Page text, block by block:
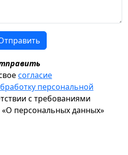
согласие
персональной
с требованиями
персональных данных»